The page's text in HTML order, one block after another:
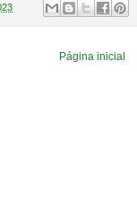
Página inicial